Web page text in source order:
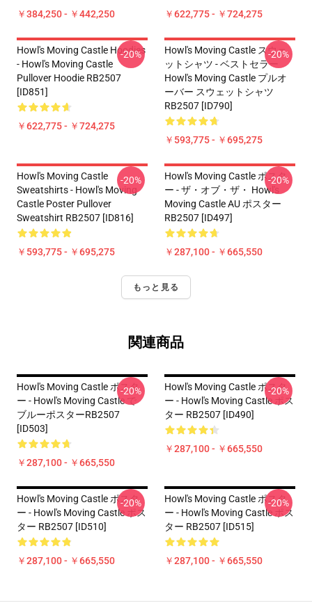
￥384,250 - ￥442,250 ￥622,775 - ￥724,275
Howl's Moving Castle Hoodies
- Howl's Moving Castle
Pullover Hoodie RB2507
[ID851]
￥622,775 - ￥724,275
-20%
Howl's Moving Castle スウェ
ットシャツ - ベストセラー
Howl's Moving Castle プルオ
ーバー スウェットシャツ
RB2507 [ID790]
￥593,775 - ￥695,275
-20%
Howl's Moving Castle
Sweatshirts - Howl's Moving
Castle Poster Pullover
Sweatshirt RB2507 [ID816]
￥593,775 - ￥695,275
-20%
Howl's Moving Castle ポスタ
ー - ザ・オブ・ザ・ Howl's
Moving Castle AU ポスター
RB2507 [ID497]
￥287,100 - ￥665,550
-20%
もっと見る
関連商品
Howl's Moving Castle ポスタ
ー - Howl's Moving Castle で
ブルーポスターRB2507
[ID503]
￥287,100 - ￥665,550
-20%
Howl's Moving Castle ポスタ
ー - Howl's Moving Castle ポス
ター RB2507 [ID490]
￥287,100 - ￥665,550
-20%
Howl's Moving Castle ポスタ
ー - Howl's Moving Castle ポス
ター RB2507 [ID510]
￥287,100 - ￥665,550
-20%
Howl's Moving Castle ポスタ
ー - Howl's Moving Castle ポス
ター RB2507 [ID515]
￥287,100 - ￥665,550
-20%